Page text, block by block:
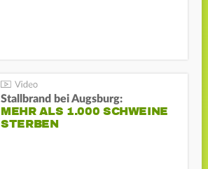
Stallbrand bei Augsburg:
MEHR ALS 1.000 SCHWEINE
STERBEN